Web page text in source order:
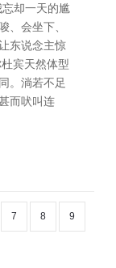
却一天的尴
、会坐下、
东说念主惊
宾天然体型
。淌若不足
而吠叫连
7 8 9